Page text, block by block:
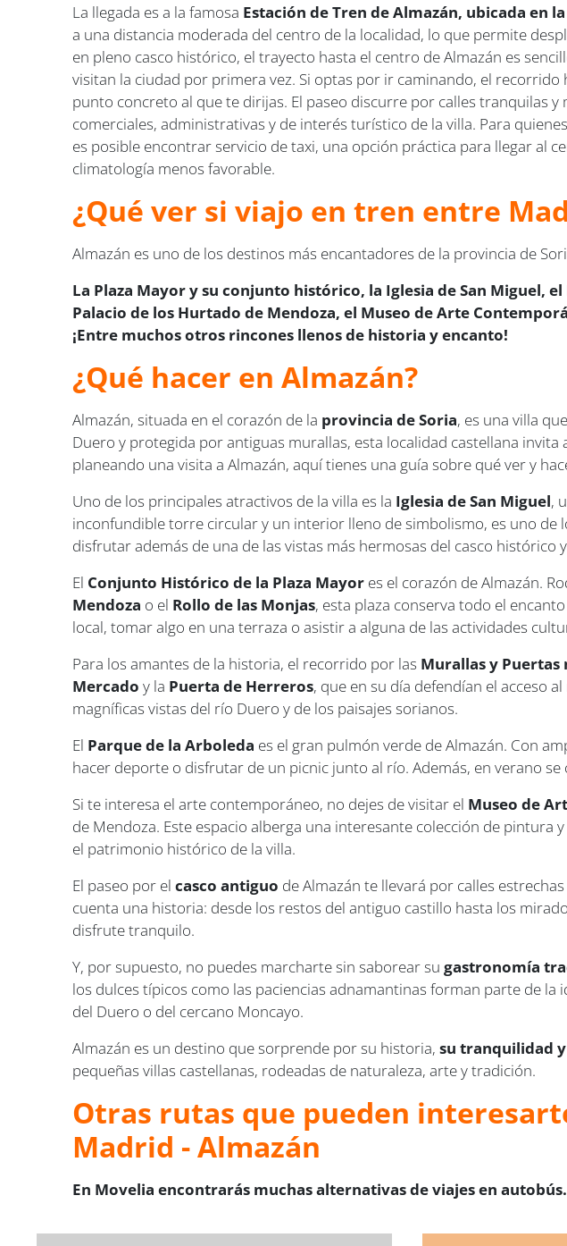
La llegada es a la famosa Estación de Tren de Almazán, ubicada en
a una distancia moderada del centro de la localidad, lo que permite
en pleno casco histórico, el trayecto hasta el centro de Almazán es
visitan la ciudad por primera vez. Si optas por ir caminando, el
punto concreto al que te dirijas. El paseo discurre por calles tranquilas
comerciales, administrativas y de interés turístico de la villa. Para
es posible encontrar servicio de taxi, una opción práctica para llegar al
climatología menos favorable.
¿Qué ver si viajo en tren entre
Almazán es uno de los destinos más encantadores de la provincia de
La Plaza Mayor y su conjunto histórico, la Iglesia de San Miguel,
Palacio de los Hurtado de Mendoza, el Museo de Arte
¡Entre muchos otros rincones llenos de historia y encanto!
¿Qué hacer en Almazán?
Almazán, situada en el corazón de la provincia de Soria, es una villa
Duero y protegida por antiguas murallas, esta localidad castellana
planeando una visita a Almazán, aquí tienes una guía sobre qué ver y
Uno de los principales atractivos de la villa es la Iglesia de San Miguel,
inconfundible torre circular y un interior lleno de simbolismo, es uno
disfrutar además de una de las vistas más hermosas del casco histórico
El Conjunto Histórico de la Plaza Mayor es el corazón de Almazán.
Mendoza o el Rollo de las Monjas, esta plaza conserva todo el
local, tomar algo en una terraza o asistir a alguna de las actividades
Para los amantes de la historia, el recorrido por las Murallas y Puertas
Mercado y la Puerta de Herreros, que en su día defendían el acceso
magníficas vistas del río Duero y de los paisajes sorianos.
El Parque de la Arboleda es el gran pulmón verde de Almazán. Con
hacer deporte o disfrutar de un picnic junto al río. Además, en verano
Si te interesa el arte contemporáneo, no dejes de visitar el Museo de
de Mendoza. Este espacio alberga una interesante colección de
el patrimonio histórico de la villa.
El paseo por elcasco antiguo de Almazán te llevará por calles
cuenta una historia: desde los restos del antiguo castillo hasta los
disfrute tranquilo.
Y, por supuesto, no puedes marcharte sin saborear sugastronomía
los dulces típicos como las paciencias adnamantinas forman parte de
del Duero o del cercano Moncayo.
Almazán es un destino que sorprende por su historia,su tranquilidad
pequeñas villas castellanas, rodeadas de naturaleza, arte y tradición.
Otras rutas que pueden
Madrid - Almazán
En Movelia encontrarás muchas alternativas de viajes en autobús.